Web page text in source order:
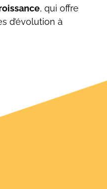
, qui offre
d’évolution à